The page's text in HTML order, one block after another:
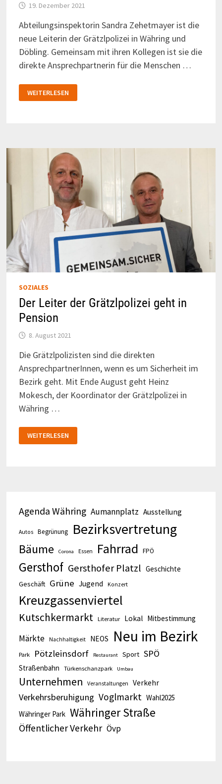
19. Dezember 2021
Abteilungsinspektorin Sandra Zehetmayer ist die
neue Leiterin der Grätzlpolizei in Währing und
Döbling. Gemeinsam mit ihren Kollegen ist sie die
direkte Ansprechpartnerin für die Menschen …
LEITERIN
FÜR
WEITERLESEN
SOZIALES
Der Leiter der Grätzlpolizei geht in
Pension
8. August 2021
Die Grätzlpolizisten sind die direkten
AnsprechpartnerInnen, wenn es um Sicherheit im
Bezirk geht. Mit Ende August geht Heinz
Mokesch, der Koordinator der Grätzlpolizei in
Währing …
DER
LEITER
DER
WEITERLESEN
Agenda Währing Aumannplatz Ausstellung
Autos Begrünung Bezirksvertretung
Bäume Corona Essen Fahrrad FPÖ
Gersthof Gersthofer Platzl Geschichte
Geschäft Grüne Jugend Konzert
Kreuzgassenviertel
Kutschkermarkt Literatur Lokal Mitbestimmung
Märkte Nachhaltigkeit NEOS Neu im Bezirk
Park Pötzleinsdorf Restaurant Sport SPÖ
Straßenbahn Türkenschanzpark Umbau
Unternehmen Veranstaltungen Verkehr
Verkehrsberuhigung Voglmarkt Wahl2025
Währinger Park Währinger Straße
Öffentlicher Verkehr Övp